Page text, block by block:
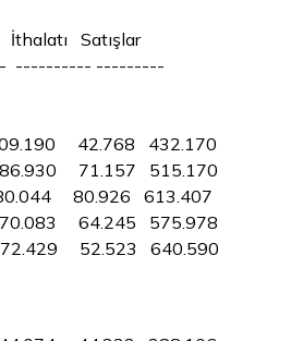
Satışlar
---------
42.768 432.170
71.157 515.170
80.926 613.407
64.245 575.978
52.523 640.590